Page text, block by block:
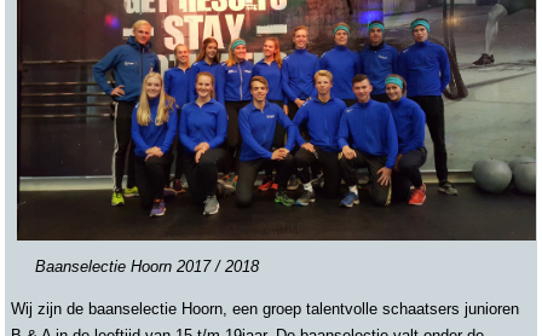
Baanselectie Hoorn 2017 / 2018
Wij zijn de baanselectie Hoorn, een groep talentvolle schaatsers junioren